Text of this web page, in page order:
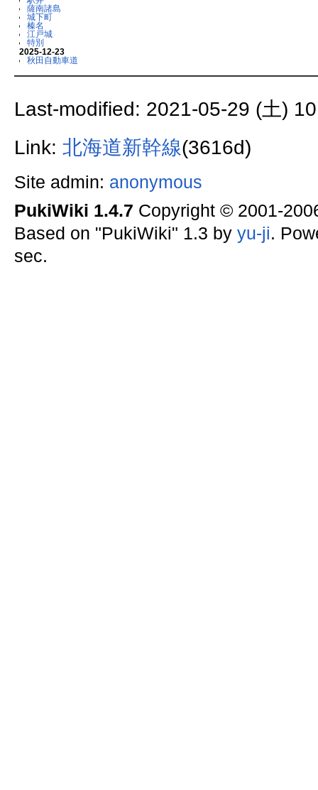
薩南諸島
城下町
榛名
江戸城
特別
2025-12-23
秋田自動車道
Last-modified: 2021-05-29 (土)
Link: 北海道新幹線(3616d)
Site admin: anonymous
PukiWiki 1.4.7 Copyright © 2001-
Based on "PukiWiki" 1.3 by yu-ji.
sec.